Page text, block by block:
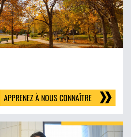
APPRENEZ À NOUS CONNAÎTRE